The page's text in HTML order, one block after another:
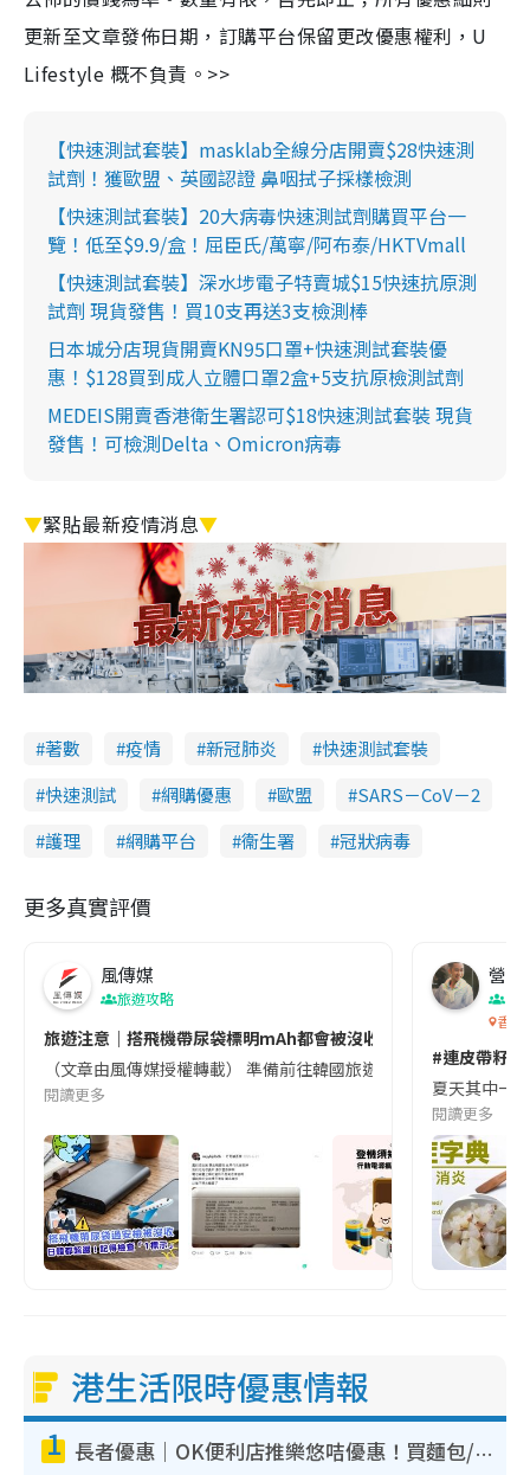
更新至文章發佈日期，訂購平台保留更改優惠權利，U
Lifestyle 概不負責。>>
【快速測試套裝】masklab全線分店開賣$28快速測
試劑！獲歐盟、英國認證 鼻咽拭子採樣檢測
【快速測試套裝】20大病毒快速測試劑購買平台一
覽！低至$9.9/盒！屈臣氏/萬寧/阿布泰/HKTVmall
【快速測試套裝】深水埗電子特賣城$15快速抗原測
試劑 現貨發售！買10支再送3支檢測棒
日本城分店現貨開賣KN95口罩+快速測試套裝優
惠！$128買到成人立體口罩2盒+5支抗原檢測試劑
MEDEIS開賣香港衛生署認可$18快速測試套裝 現貨
發售！可檢測Delta、Omicron病毒
▼緊貼最新疫情消息▼
著數 疫情 新冠肺炎
快速測試套裝
快速測試
網購優惠 歐盟
SARS－CoV－2
護理
網購平台 衞生署 冠狀病毒
更多真實評價
風傳媒
旅遊攻略
旅遊注意｜搭飛機帶尿袋標明mAh都會被沒收😱出發前切記檢查
（文章由風傳媒授權轉載） 準備前往韓國旅遊的民眾，近期要
閱讀更多
營養
香港
#連皮帶籽
夏天其中一
閱讀更多
港生活限時優惠情報
1 長者優惠｜OK便利店推樂悠咭優惠！買麵包/牛奶/保健品拍卡即減